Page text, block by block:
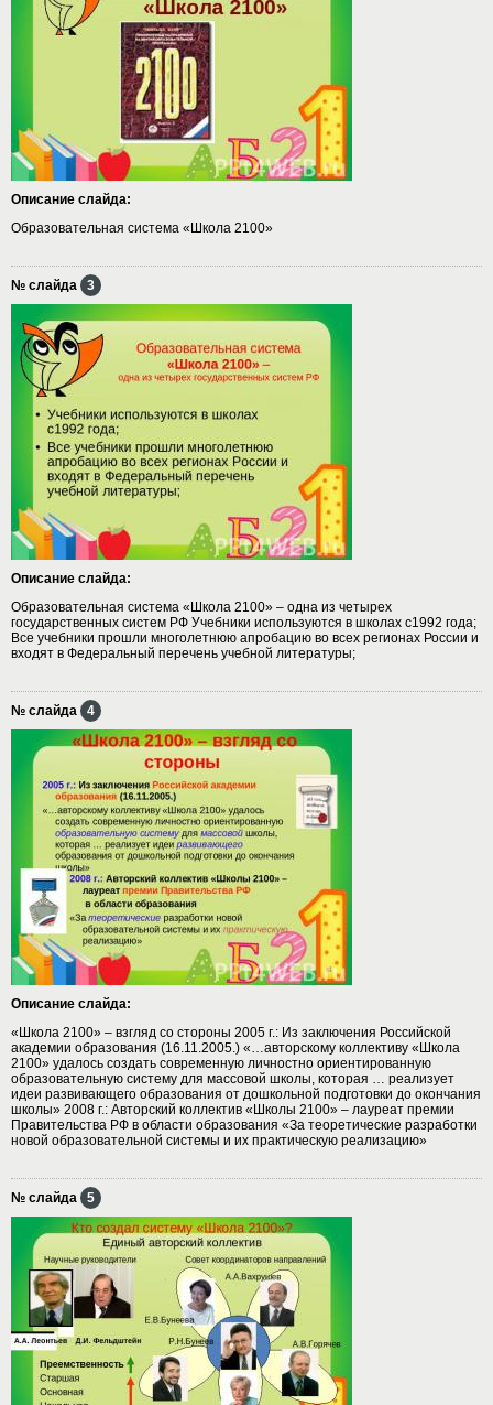
Описание слайда:
Образовательная система «Школа 2100»
№ слайда 3
Описание слайда:
Образовательная система «Школа 2100» – одна из четырех
государственных систем РФ Учебники используются в школах с1992 года;
Все учебники прошли многолетнюю апробацию во всех регионах России и
входят в Федеральный перечень учебной литературы;
№ слайда 4
Описание слайда:
«Школа 2100» – взгляд со стороны 2005 г.: Из заключения Российской
академии образования (16.11.2005.) «…авторскому коллективу «Школа
2100» удалось создать современную личностно ориентированную
образовательную систему для массовой школы, которая … реализует
идеи развивающего образования от дошкольной подготовки до окончания
школы» 2008 г.: Авторский коллектив «Школы 2100» – лауреат премии
Правительства РФ в области образования «За теоретические разработки
новой образовательной системы и их практическую реализацию»
№ слайда 5